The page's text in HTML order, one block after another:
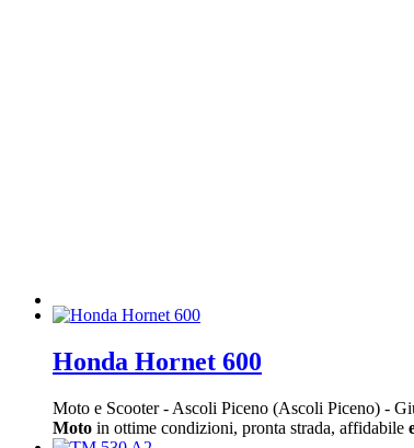
Honda Hornet 600️
Moto e Scooter- Ascoli Piceno (Ascoli Piceno) -
Moto in ottime condizioni, pronta strada, affidabile